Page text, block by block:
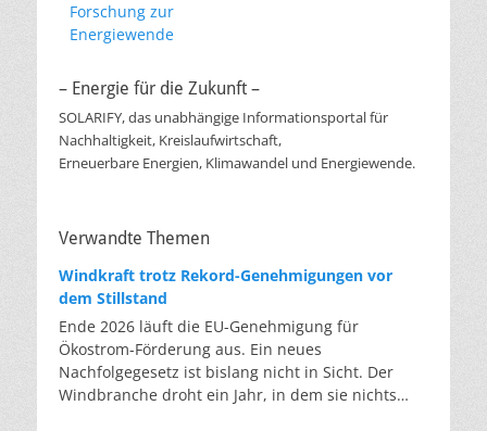
Forschung zur
Energiewende
– Energie für die Zukunft –
SOLARIFY, das unabhängige Informationsportal für
Nachhaltigkeit, Kreislaufwirtschaft,
Erneuerbare Energien, Klimawandel und Energiewende.
Verwandte Themen
Windkraft trotz Rekord-Genehmigungen vor
dem Stillstand
Ende 2026 läuft die EU-Genehmigung für
Ökostrom-Förderung aus. Ein neues
Nachfolgegesetz ist bislang nicht in Sicht. Der
Windbranche droht ein Jahr, in dem sie nichts